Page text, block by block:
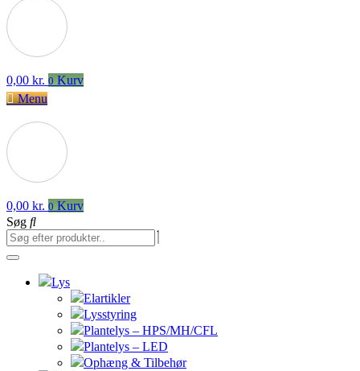
0,00 kr. 0 Kurv
Menu
0,00 kr. 0 Kurv
Søg
Lys
Elartikler
Lysstyring
Plantelys – HPS/MH/CFL
Plantelys – LED
Ophæng & Tilbehør